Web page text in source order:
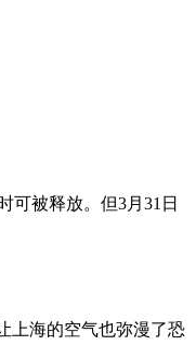
可被释放。但3月31日
上海的空气也弥漫了恐